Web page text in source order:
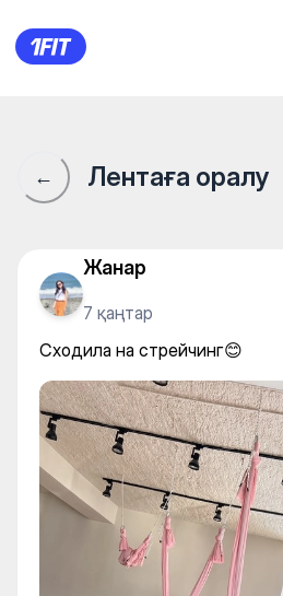
Сходила на
← Лентаға оралу
Жанар
7 қаңтар
Сходила на стрейчинг😊